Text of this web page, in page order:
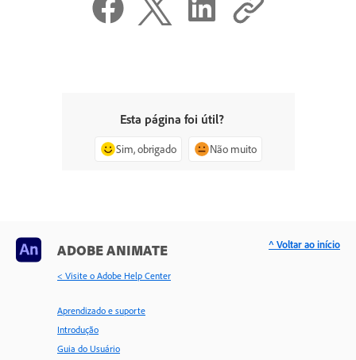
Esta página foi útil?
Sim, obrigado Não muito
ADOBE ANIMATE
< Visite o Adobe Help Center
Aprendizado e suporte
Introdução
Guia do Usuário
^ Voltar ao início